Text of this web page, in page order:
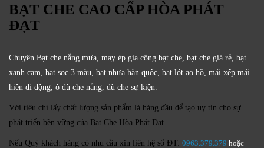
BẠT CHE CAO CẤP HÒA PHÁT
ĐẠT
Chuyên Bạt che nắng mưa, may ép gia công bạt che, bạt che giá rẻ, bạt
xanh cam, bạt sọc 3 màu, bạt nhựa hàn quốc, bạt lót ao hồ, mái xếp mái
hiên di động, ô dù che nắng, dù che sự kiện.
Với tiêu chí lấy chất lượng sản phẩm là hàng đầu để tạo uy tín cho sự
phát triển bền vững của Bạt Che Hòa Phát Đạt.
Nếu Quý khách hàng có nhu cầu xin liên hệ số ĐT: 0963.379.379 hoặc